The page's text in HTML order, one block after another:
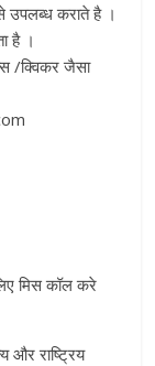
उपलब्ध कराते है ।
है ।
/क्विकर जैसा
मिस कॉल करे
और राष्ट्रिय